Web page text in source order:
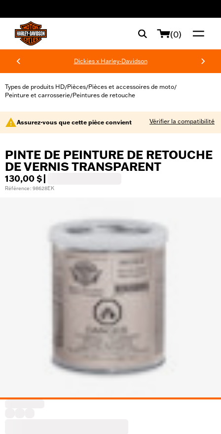
(0)
Dickies x Harley-Davidson
Types de produits HD/Pièces/Pièces et accessoires de moto/
Peinture et carrosserie/Peintures de retouche
Assurez-vous que cette pièce convient Vérifier la compatibilité
PINTE DE PEINTURE DE RETOUCHE
DE VERNIS TRANSPARENT
130,00 $
Référence : 98628EK